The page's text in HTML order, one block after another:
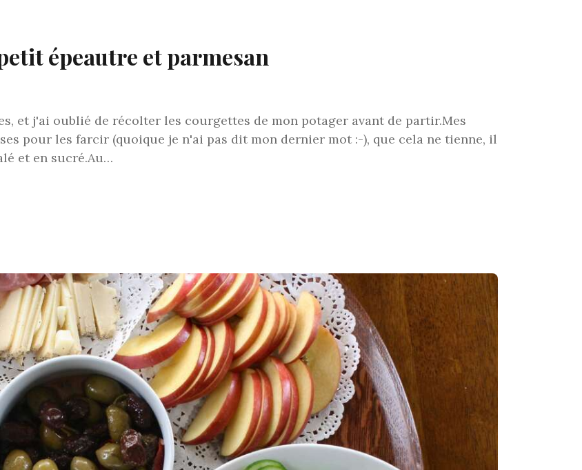
épeautre et parmesan
et j'ai oublié de récolter les courgettes de mon potager avant de partir.Mes
pour les farcir (quoique je n'ai pas dit mon dernier mot :-), que cela ne tienne, il
et en sucré.Au…